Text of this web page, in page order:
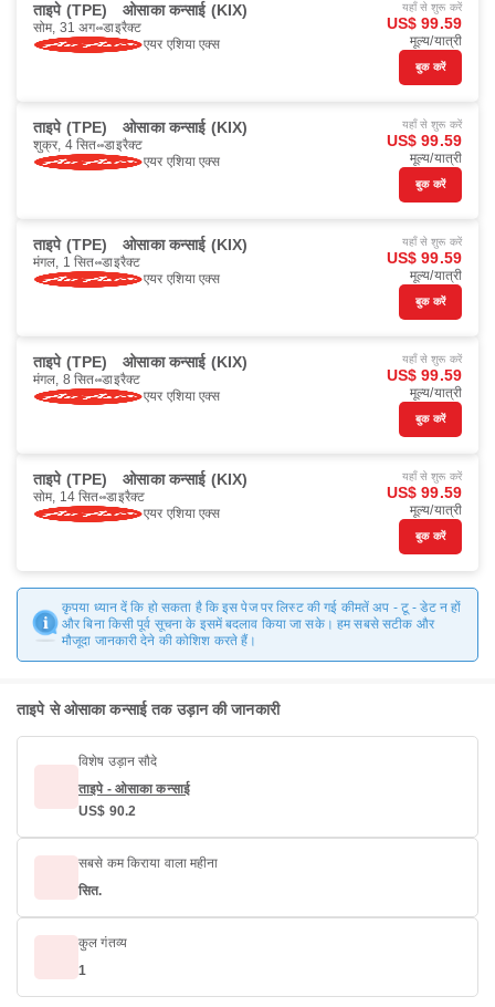
ताइपे (TPE) ओसाका कन्साई (KIX)
सोम, 31 अग॰ डाइरैक्ट
एयर एशिया एक्स
यहाँ से शुरू करें
US$ 99.59
मूल्य/यात्री
बुक करें
ताइपे (TPE) ओसाका कन्साई (KIX)
शुक्र, 4 सित॰ डाइरैक्ट
एयर एशिया एक्स
यहाँ से शुरू करें
US$ 99.59
मूल्य/यात्री
बुक करें
ताइपे (TPE) ओसाका कन्साई (KIX)
मंगल, 1 सित॰ डाइरैक्ट
एयर एशिया एक्स
यहाँ से शुरू करें
US$ 99.59
मूल्य/यात्री
बुक करें
ताइपे (TPE) ओसाका कन्साई (KIX)
मंगल, 8 सित॰ डाइरैक्ट
एयर एशिया एक्स
यहाँ से शुरू करें
US$ 99.59
मूल्य/यात्री
बुक करें
ताइपे (TPE) ओसाका कन्साई (KIX)
सोम, 14 सित॰ डाइरैक्ट
एयर एशिया एक्स
यहाँ से शुरू करें
US$ 99.59
मूल्य/यात्री
बुक करें
कृपया ध्यान दें कि हो सकता है कि इस पेज पर लिस्ट की गई कीमतें अप - टू - डेट न हों
और बिना किसी पूर्व सूचना के इसमें बदलाव किया जा सके। हम सबसे सटीक और
मौजूदा जानकारी देने की कोशिश करते हैं।
ताइपे से ओसाका कन्साई तक उड़ान की जानकारी
विशेष उड़ान सौदे
ताइपे - ओसाका कन्साई
US$ 90.2
सबसे कम किराया वाला महीना
सित.
कुल गंतव्य
1